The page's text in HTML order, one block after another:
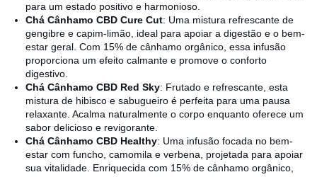
para um estado positivo e harmonioso.
Chá Cânhamo CBD Cure Cut: Uma mistura refrescante de
gengibre e capim-limão, ideal para apoiar a digestão e o bem-
estar geral. Com 15% de cânhamo orgânico, essa infusão
proporciona um efeito calmante e promove o conforto
digestivo.
Chá Cânhamo CBD Red Sky: Frutado e refrescante, esta
mistura de hibisco e sabugueiro é perfeita para uma pausa
relaxante. Acalma naturalmente o corpo enquanto oferece um
sabor delicioso e revigorante.
Chá Cânhamo CBD Healthy: Uma infusão focada no bem-
estar com funcho, camomila e verbena, projetada para apoiar
sua vitalidade. Enriquecida com 15% de cânhamo orgânico,